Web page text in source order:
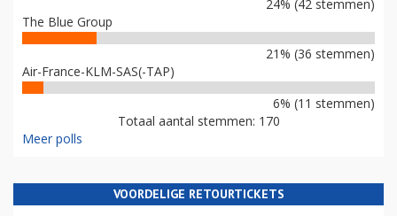
24% (42 stemmen)
The Blue Group
21% (36 stemmen)
Air-France-KLM-SAS(-TAP)
6% (11 stemmen)
Totaal aantal stemmen: 170
Meer polls
VOORDELIGE RETOURTICKETS